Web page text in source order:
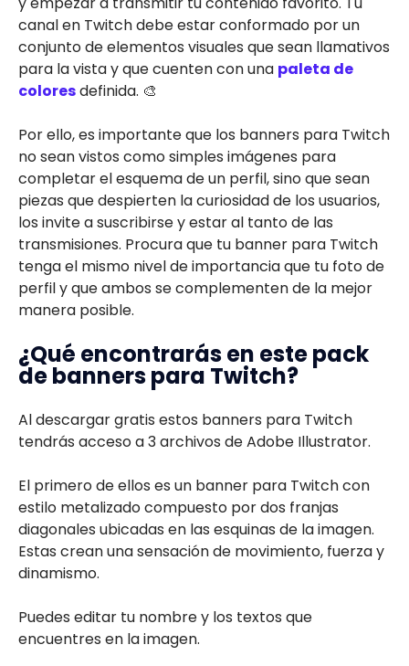
canal en Twitch debe estar conformado por un
conjunto de elementos visuales que sean llamativos
para la vista y que cuenten con una paleta de
coloresdefinida. 🎨
Por ello, es importante que los banners para Twitch
no sean vistos como simples imágenes para
completar el esquema de un perfil, sino que sean
piezas que despierten la curiosidad de los usuarios,
los invite a suscribirse y estar al tanto de las
transmisiones. Procura que tu banner para Twitch
tenga el mismo nivel de importancia que tu foto de
perfil y que ambos se complementen de la mejor
manera posible.
¿Qué encontrarás en este pack
de banners para Twitch?
Al descargar gratis estos banners para Twitch
tendrás acceso a 3 archivos de Adobe Illustrator.
El primero de ellos es un banner para Twitch con
estilo metalizado compuesto por dos franjas
diagonales ubicadas en las esquinas de la imagen.
Estas crean una sensación de movimiento, fuerza y
dinamismo.
Puedes editar tu nombre y los textos que
encuentres en la imagen.